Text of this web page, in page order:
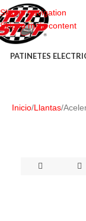
Skip to navigation
Skip to main content
PATINETES
Inicio Llantas